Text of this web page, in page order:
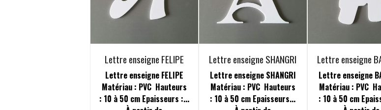
Lettre enseigne FELIPE
Lettre enseigne FELIPE
Matériau : PVC Hauteurs
: 10 à 50 cm Epaisseurs :...
Lettre enseigne SHANGRI
Lettre enseigne SHANGRI
Matériau : PVC Hauteurs
: 10 à 50 cm Epaisseurs...
Lettre enseigne
Lettre enseigne
Matériau : PVC
: 10 à 50 cm